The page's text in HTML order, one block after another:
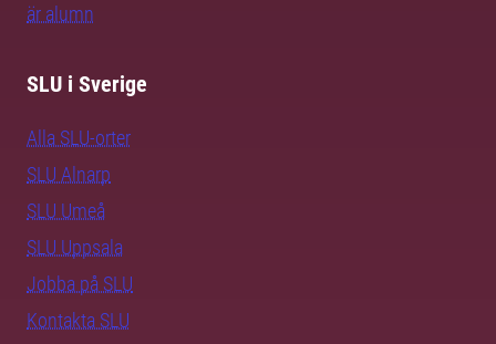
är alumn
SLU i Sverige
Alla SLU-orter
SLU Alnarp
SLU Umeå
SLU Uppsala
Jobba på SLU
Kontakta SLU